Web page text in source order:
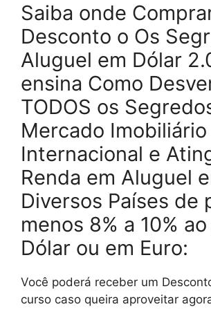
Saiba onde
Desconto o Os
Aluguel em Dólar
ensina Como
TODOS os
Mercado Imobiliário
Internacional e
Renda em Aluguel
Diversos Países de
menos 8% a 10%
Dólar ou em Euro:
Você poderá receber um
curso caso queira aproveitar